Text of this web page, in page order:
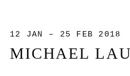
12 JAN – 25 FEB 2018
MICHAEL